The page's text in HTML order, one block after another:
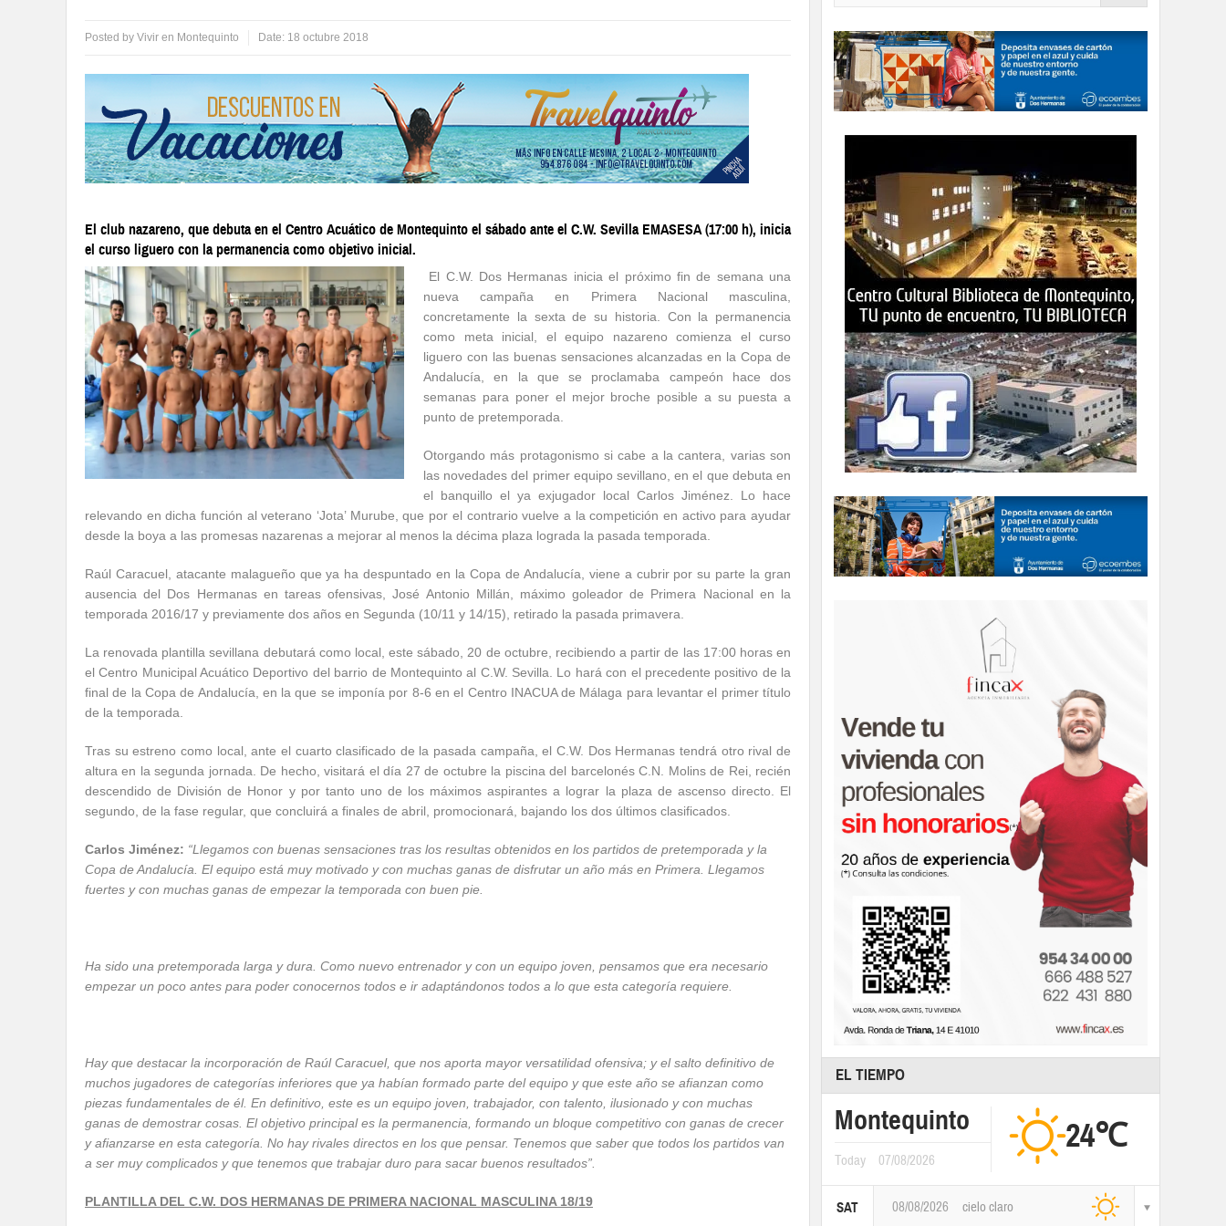
Posted by Vivir en Montequinto Date: 18 octubre 2018
El club nazareno, que debuta en el Centro Acuático de Montequinto el sábado ante el C.W. Sevilla EMASESA (17:00 h), inicia
el curso liguero con la permanencia como objetivo inicial.
El C.W. Dos Hermanas inicia el próximo fin de semana una
nueva campaña en Primera Nacional masculina,
concretamente la sexta de su historia. Con la permanencia
como meta inicial, el equipo nazareno comienza el curso
liguero con las buenas sensaciones alcanzadas en la Copa de
Andalucía, en la que se proclamaba campeón hace dos
semanas para poner el mejor broche posible a su puesta a
punto de pretemporada.
Otorgando más protagonismo si cabe a la cantera, varias son
las novedades del primer equipo sevillano, en el que debuta en
el banquillo el ya exjugador local Carlos Jiménez. Lo hace
relevando en dicha función al veterano ‘Jota’ Murube, que por el contrario vuelve a la competición en activo para ayudar
desde la boya a las promesas nazarenas a mejorar al menos la décima plaza lograda la pasada temporada.
Raúl Caracuel, atacante malagueño que ya ha despuntado en la Copa de Andalucía, viene a cubrir por su parte la gran
ausencia del Dos Hermanas en tareas ofensivas, José Antonio Millán, máximo goleador de Primera Nacional en la
temporada 2016/17 y previamente dos años en Segunda (10/11 y 14/15), retirado la pasada primavera.
La renovada plantilla sevillana debutará como local, este sábado, 20 de octubre, recibiendo a partir de las 17:00 horas en
el Centro Municipal Acuático Deportivo del barrio de Montequinto al C.W. Sevilla. Lo hará con el precedente positivo de la
final de la Copa de Andalucía, en la que se imponía por 8-6 en el Centro INACUA de Málaga para levantar el primer título
de la temporada.
Tras su estreno como local, ante el cuarto clasificado de la pasada campaña, el C.W. Dos Hermanas tendrá otro rival de
altura en la segunda jornada. De hecho, visitará el día 27 de octubre la piscina del barcelonés C.N. Molins de Rei, recién
descendido de División de Honor y por tanto uno de los máximos aspirantes a lograr la plaza de ascenso directo. El
segundo, de la fase regular, que concluirá a finales de abril, promocionará, bajando los dos últimos clasificados.
Carlos Jiménez: “Llegamos con buenas sensaciones tras los resultas obtenidos en los partidos de pretemporada y la
Copa de Andalucía. El equipo está muy motivado y con muchas ganas de disfrutar un año más en Primera. Llegamos
fuertes y con muchas ganas de empezar la temporada con buen pie.
Ha sido una pretemporada larga y dura. Como nuevo entrenador y con un equipo joven, pensamos que era necesario
empezar un poco antes para poder conocernos todos e ir adaptándonos todos a lo que esta categoría requiere.
Hay que destacar la incorporación de Raúl Caracuel, que nos aporta mayor versatilidad ofensiva; y el salto definitivo de
muchos jugadores de categorías inferiores que ya habían formado parte del equipo y que este año se afianzan como
piezas fundamentales de él. En definitivo, este es un equipo joven, trabajador, con talento, ilusionado y con muchas
ganas de demostrar cosas. El objetivo principal es la permanencia, formando un bloque competitivo con ganas de crecer
y afianzarse en esta categoría. No hay rivales directos en los que pensar. Tenemos que saber que todos los partidos van
a ser muy complicados y que tenemos que trabajar duro para sacar buenos resultados”.
PLANTILLA DEL C.W. DOS HERMANAS DE PRIMERA NACIONAL MASCULINA 18/19
EL TIEMPO
Montequinto
Today 07/08/2026
24℃
SAT 08/08/2026 cielo claro